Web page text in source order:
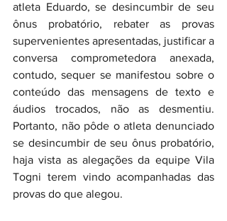
atleta Eduardo, se desincumbir de seu
ônus probatório, rebater as provas
supervenientes apresentadas, justificar a
conversa comprometedora anexada,
contudo, sequer se manifestou sobre o
conteúdo das mensagens de texto e
áudios trocados, não as desmentiu.
Portanto, não pôde o atleta denunciado
se desincumbir de seu ônus probatório,
haja vista as alegações da equipe Vila
Togni terem vindo acompanhadas das
provas do que alegou.